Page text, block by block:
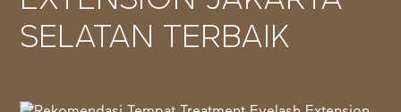
SELATAN TERBAIK